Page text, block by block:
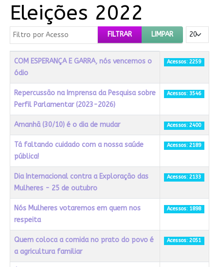
Eleições 2022
Filtro por Acesso FILTRAR LIMPAR Mostrar #
Título Acessos
COM ESPERANÇA E GARRA, nós vencemos o
ódio
Acessos: 2259
Repercussão na Imprensa da Pesquisa sobre
Perfil Parlamentar (2023-2026)
Acessos: 3546
Amanhã (30/10) é o dia de mudar Acessos: 2400
Tá faltando cuidado com a nossa saúde
pública!
Acessos: 2189
Dia Internacional contra a Exploração das
Mulheres - 25 de outubro
Acessos: 2133
Nós Mulheres votaremos em quem nos
respeita
Acessos: 1898
Quem coloca a comida no prato do povo é
a agricultura familiar
Acessos: 2051